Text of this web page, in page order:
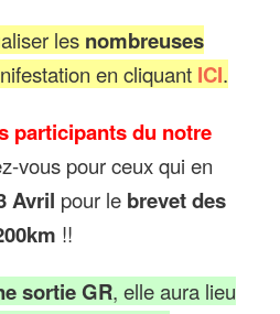
les nombreuses
en cliquant ICI.
participants du notre
vous pour ceux qui en
Avril pour le brevet des
!!
sortie GR, elle aura lieu